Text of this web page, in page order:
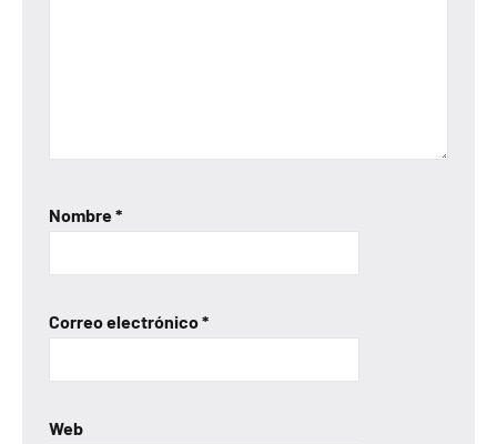
Nombre*
Correo electrónico*
Web